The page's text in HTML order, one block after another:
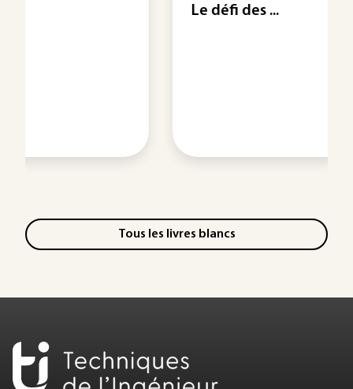
Tous les livres blancs